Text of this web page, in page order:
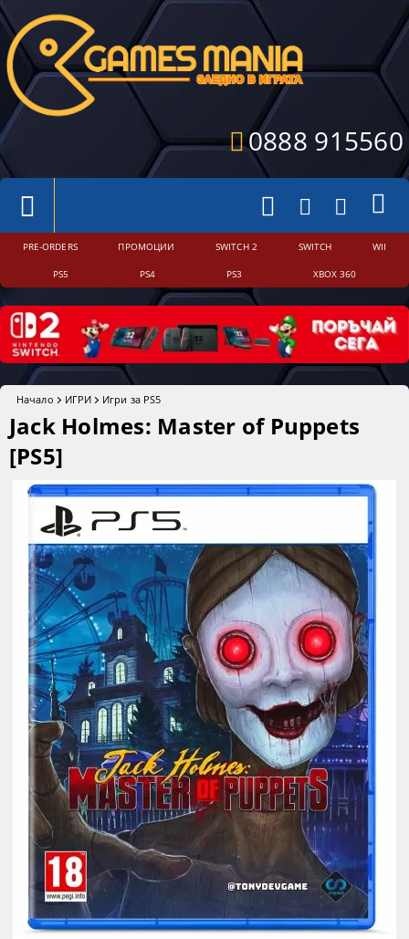
0888 915560
PRE-ORDERS ПРОМОЦИИ SWITCH 2 SWITCH WII
PS5 PS4 PS3 XBOX 360
Начало ИГРИ Игри за PS5
Jack Holmes: Master of Puppets
[PS5]